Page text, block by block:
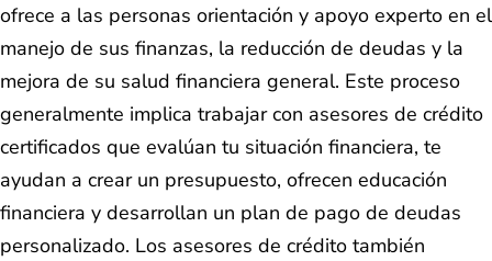
ofrece a las personas orientación y apoyo experto en el
manejo de sus finanzas, la reducción de deudas y la
mejora de su salud financiera general. Este proceso
generalmente implica trabajar con asesores de crédito
certificados que evalúan tu situación financiera, te
ayudan a crear un presupuesto, ofrecen educación
financiera y desarrollan un plan de pago de deudas
personalizado. Los asesores de crédito también